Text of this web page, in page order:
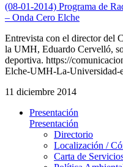
(08-01-2014) Programa de
– Onda Cero Elche
Entrevista con el director del
la UMH, Eduardo Cervelló,
deportiva. https://
Elche-UMH-La-Universidad-
11 diciembre 2014
Presentación
Presentación
Directorio
Localización /
Carta de